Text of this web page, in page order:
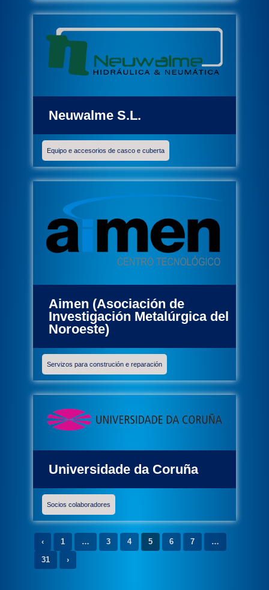
Neuwalme S.L.
Equipo e accesorios de casco e cuberta
Aimen (Asociación de
Investigación Metalúrgica del
Noroeste)
Servizos para construción e reparación
Universidade da Coruña
Socios colaboradores
‹ 1 … 3 4 5 6 7
…
31
›